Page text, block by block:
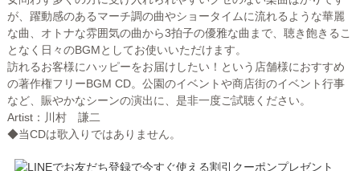
が、躍動感のあるマーチ調の曲やショータイムに流れるような華麗
な曲、オトナな雰囲気の曲から3拍子の優雅な曲まで、聴き飽きるこ
となく日々のBGMとしてお使いいただけます。
訪れるお客様にハッピーをお届けしたい！という店舗様におすすめ
の著作権フリーBGM CD。公園のイベントや商店街のイベント行事
など、賑やかなシーンの演出に、是非一度ご試聴ください。
Artist：川村 謙二
◆当CDは歌入りではありません。